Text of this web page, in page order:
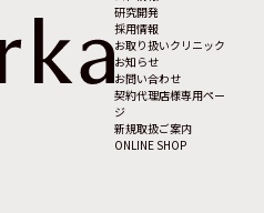
研究開発
採用情報
お取り扱いクリニック
お知らせ
お問い合わせ
契約代理店様専用ペー
ジ
新規取扱ご案内
ONLINE SHOP